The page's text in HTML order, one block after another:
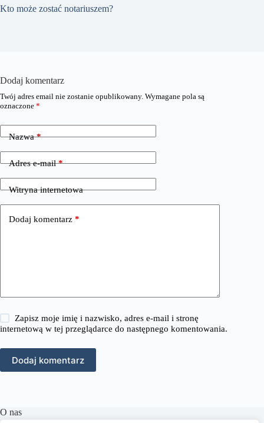
Kto może zostać notariuszem?
Dodaj komentarz
Twój adres email nie zostanie opublikowany. Wymagane pola są
oznaczone *
Nazwa*
Adres e-mail*
Witryna internetowa
Dodaj komentarz *
Zapisz moje imię i nazwisko, adres e-mail i stronę
internetową w tej przeglądarce do następnego komentowania.
Dodaj komentarz
O nas